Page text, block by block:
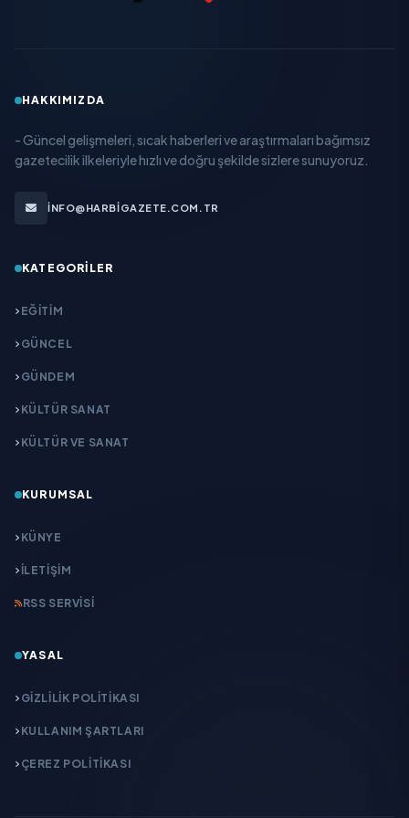
HAKKIMIZDA
- Güncel gelişmeleri, sıcak haberleri ve araştırmaları bağımsız
gazetecilik ilkeleriyle hızlı ve doğru şekilde sizlere sunuyoruz.
INFO@HARBIGAZETE.COM.TR
KATEGORILER
EĞITIM
GÜNCEL
GÜNDEM
KÜLTÜR SANAT
KÜLTÜR VE SANAT
KURUMSAL
KÜNYE
İLETIŞIM
RSS SERVISI
YASAL
GIZLILIK POLITIKASI
KULLANIM ŞARTLARI
ÇEREZ POLITIKASI